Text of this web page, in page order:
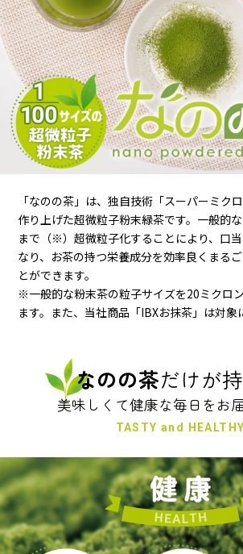
「なのの茶」は、独自技術「スーパーミク
作り上げた超微粒子粉末緑茶です。一般的
まで（※）超微粒子化することにより、口
なり、お茶の持つ栄養成分を効率良くまる
とができます。
※一般的な粉末茶の粒子サイズを20ミクロ
ます。また、当社商品「IBXお抹茶」は対象
なのの茶だけが
美味しくて健康な毎日をお
TASTY and HEALTHY